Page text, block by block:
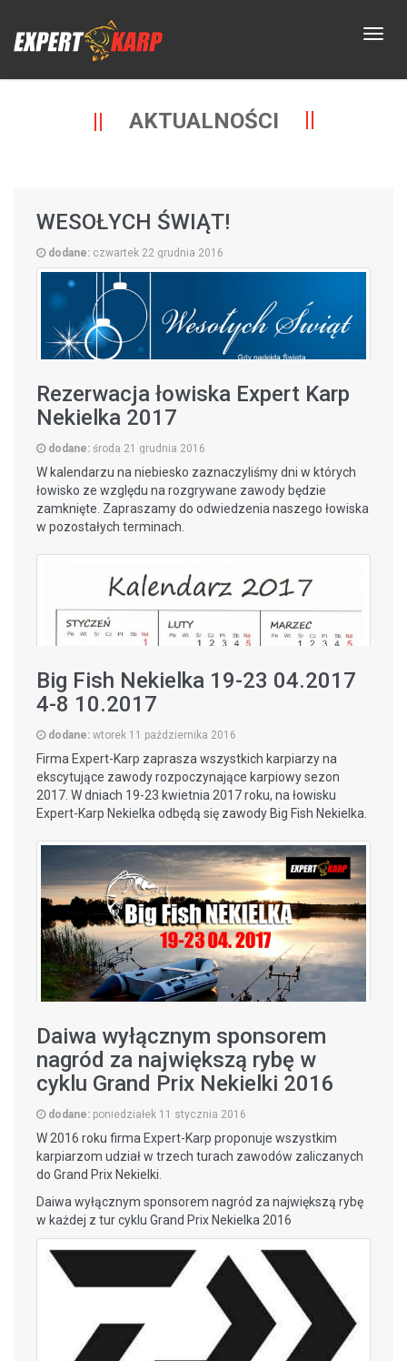
AKTUALNOŚCI
WESOŁYCH ŚWIĄT!
dodane: czwartek 22 grudnia 2016
Rezerwacja łowiska Expert Karp
Nekielka 2017
dodane: środa 21 grudnia 2016
W kalendarzu na niebiesko zaznaczyliśmy dni w których
łowisko ze względu na rozgrywane zawody będzie
zamknięte. Zapraszamy do odwiedzenia naszego łowiska
w pozostałych terminach.
Big Fish Nekielka 19-23 04.2017
4-8 10.2017
dodane: wtorek 11 października 2016
Firma Expert-Karp zaprasza wszystkich karpiarzy na
ekscytujące zawody rozpoczynające karpiowy sezon
2017. W dniach 19-23 kwietnia 2017 roku, na łowisku
Expert-Karp Nekielka odbędą się zawody Big Fish Nekielka.
CZYTAJ WIĘCEJ
Daiwa wyłącznym sponsorem
nagród za największą rybę w
cyklu Grand Prix Nekielki 2016
dodane: poniedziałek 11 stycznia 2016
W 2016 roku firma Expert-Karp proponuje wszystkim
karpiarzom udział w trzech turach zawodów zaliczanych
do Grand Prix Nekielki.
Daiwa wyłącznym sponsorem nagród za największą rybę
w każdej z tur cyklu Grand Prix Nekielka 2016